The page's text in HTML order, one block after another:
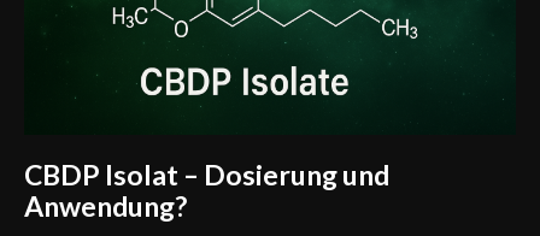
CBDP Isolat – Dosierung und
Anwendung?